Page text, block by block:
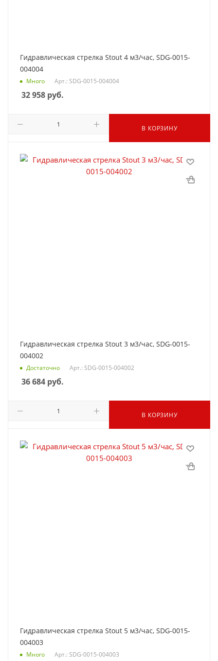
Гидравлическая стрелка Stout 4 м3/час, SDG-0015-
004004
Много Арт.: SDG-0015-004004
32 958 руб.
В КОРЗИНУ
Гидравлическая стрелка Stout 3 м3/час, SDG-0015-
004002
Достаточно Арт.: SDG-0015-004002
36 684 руб.
В КОРЗИНУ
Гидравлическая стрелка Stout 5 м3/час, SDG-0015-
004003
Много Арт.: SDG-0015-004003